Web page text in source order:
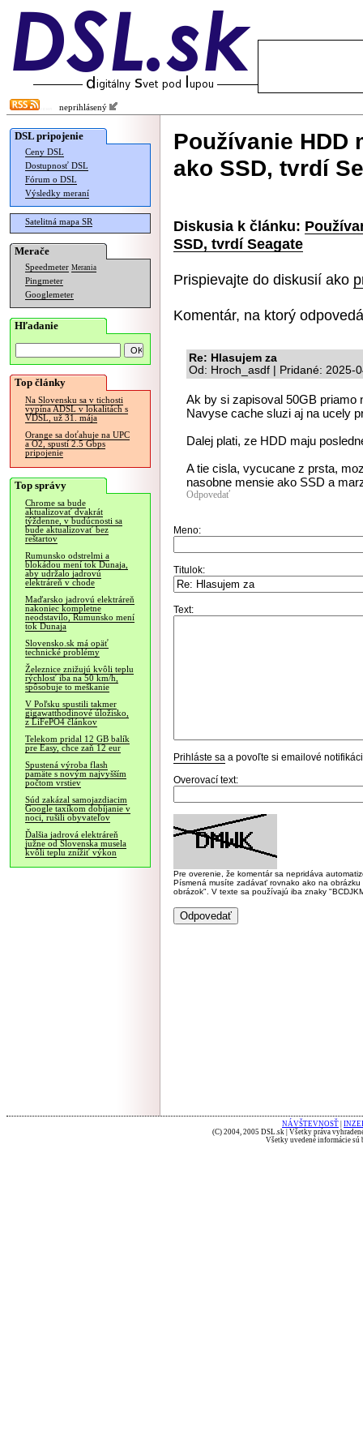
neprihlásený
DSL pripojenie
Ceny DSL
Dostupnosť DSL
Fórum o DSL
Výsledky meraní
Satelitná mapa SR
Merače
Speedmeter Merania
Pingmeter
Googlemeter
Hľadanie
Top články
Na Slovensku sa v tichosti
vypína ADSL v lokalitách s
VDSL, už 31. mája
Orange sa doťahuje na UPC
a O2, spustí 2.5 Gbps
pripojenie
Top správy
Chrome sa bude
aktualizovať dvakrát
týždenne, v budúcnosti sa
bude aktualizovať bez
reštartov
Rumunsko odstrelmi a
blokádou mení tok Dunaja,
aby udržalo jadrovú
elektráreň v chode
Maďarsko jadrovú elektráreň
nakoniec kompletne
neodstavilo, Rumunsko mení
tok Dunaja
Slovensko.sk má opäť
technické problémy
Železnice znižujú kvôli teplu
rýchlosť iba na 50 km/h,
spôsobuje to meškanie
V Poľsku spustili takmer
gigawatthodinové úložisko,
z LiFePO4 článkov
Telekom pridal 12 GB balík
pre Easy, chce zaň 12 eur
Spustená výroba flash
pamäte s novým najvyšším
počtom vrstiev
Súd zakázal samojazdiacim
Google taxíkom dobíjanie v
noci, rušili obyvateľov
Ďalšia jadrová elektráreň
južne od Slovenska musela
kvôli teplu znížiť výkon
Používanie HDD
ako SSD, tvrdí
Diskusia k článku:
SSD, tvrdí Seagate
Prispievajte do diskusií ako
Komentár, na ktorý
Re: Hlasujem za
Od: Hroch_asdf | Pridané: 2025-
Ak by si zapisoval 50GB priamo
Navyse cache sluzi aj na ucely
Dalej plati, ze HDD maju
A tie cisla, vycucane z prsta,
nasobne mensie ako SSD a
Odpovedať
Meno:
Titulok:
Text:
Prihláste sa a povoľte si emailové
Overovací text:
Pre overenie, že komentár sa nepridáva
Písmená musíte zadávať rovnako ako na
obrázok". V texte sa používajú iba znaky
NÁVŠTEVNOSŤ
(C) 2004, 2005 DSL.sk | Všetky práva
Všetky uvedené informácie sú